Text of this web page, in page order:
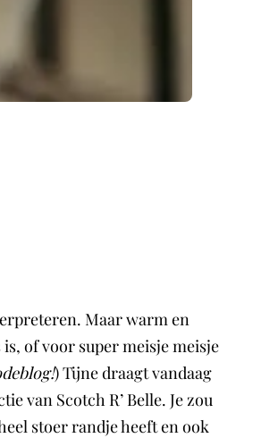
Maar warm en
of voor super meisje meisje
) Tijne draagt vandaag
van Scotch R’ Belle. Je zou
stoer randje heeft en ook